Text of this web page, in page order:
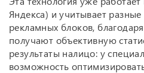
Яндекса) и учитывает
рекламных блоков,
получают объективную
результаты налицо: у
возможность